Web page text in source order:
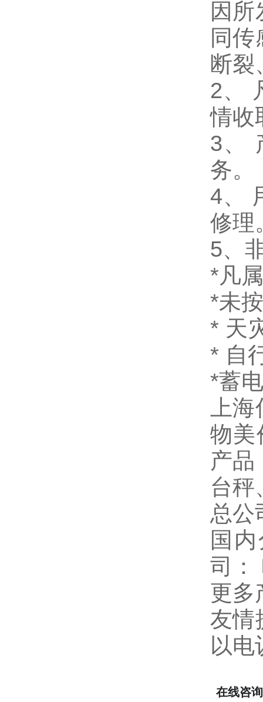
因
同
断裂
2、
情收
3、
务。
4、
修理
5、
*凡
*未
* 天
* 自
*蓄
上
物美
产品
台秤
总公
国
司：
更多
友情
以电
在线咨询